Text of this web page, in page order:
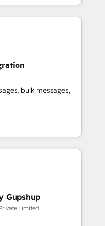
bulk messages,
Gupshup
Limited